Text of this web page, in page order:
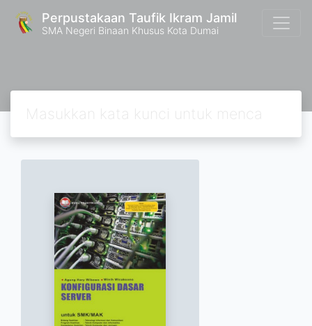
Perpustakaan Taufik Ikram Jamil
SMA Negeri Binaan Khusus Kota Dumai